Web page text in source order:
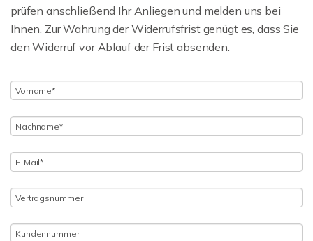
prüfen anschließend Ihr Anliegen und melden uns bei
Ihnen. Zur Wahrung der Widerrufsfrist genügt es, dass Sie
den Widerruf vor Ablauf der Frist absenden.